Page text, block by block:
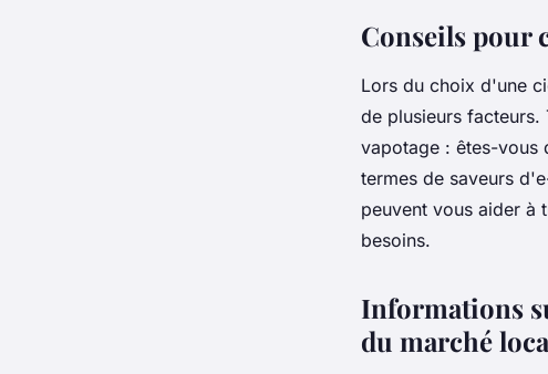
Conseils pour
Lors du choix d'une
de plusieurs
vapotage : êtes-vous
termes de saveurs
peuvent vous aider à
besoins.
Informations
du marché